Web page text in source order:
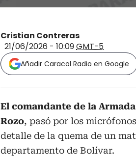
Cristian Contreras
21/06/2026 - 10:09GMT-5
Añadir Caracol Radio en Google
El comandante de la
Rozo, pasó por los
detalle de la quema de un
departamento de Bolívar.